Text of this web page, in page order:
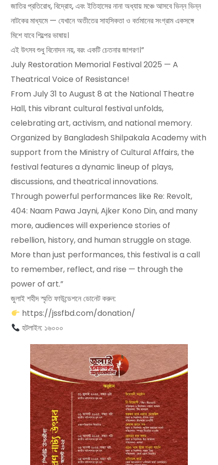
জাতির প্রতিরোধ, বিদ্রোহ, এবং ইতিহাসের নানা অধ্যায় মঞ্চে আসবে ভিন্ন ভিন্ন
নাটকের মাধ্যমে — যেখানে অতীতের সাহসিকতা ও বর্তমানের সংগ্রাম একসঙ্গে
মিশে যাবে শিল্পের ভাষায়।
এই উৎসব শুধু বিনোদন নয়, বরং একটি চেতনার জাগরণ।”
July Restoration Memorial Festival 2025 — A
Theatrical Voice of Resistance!
From July 31 to August 8 at the National Theatre
Hall, this vibrant cultural festival unfolds,
celebrating art, activism, and national memory.
Organized by Bangladesh Shilpakala Academy with
support from the Ministry of Cultural Affairs, the
festival features a dynamic lineup of plays,
discussions, and theatrical innovations.
Through powerful performances like Re: Revolt,
404: Naam Pawa Jayni, Ajker Kono Din, and many
more, audiences will experience stories of
rebellion, history, and human struggle on stage.
More than just performances, this festival is a call
to remember, reflect, and rise — through the
power of art.”
জুলাই শহীদ স্মৃতি ফাউন্ডেশনে ডোনেট করুন:
https://jssfbd.com/donation/
হটলাইন: ১৬০০০